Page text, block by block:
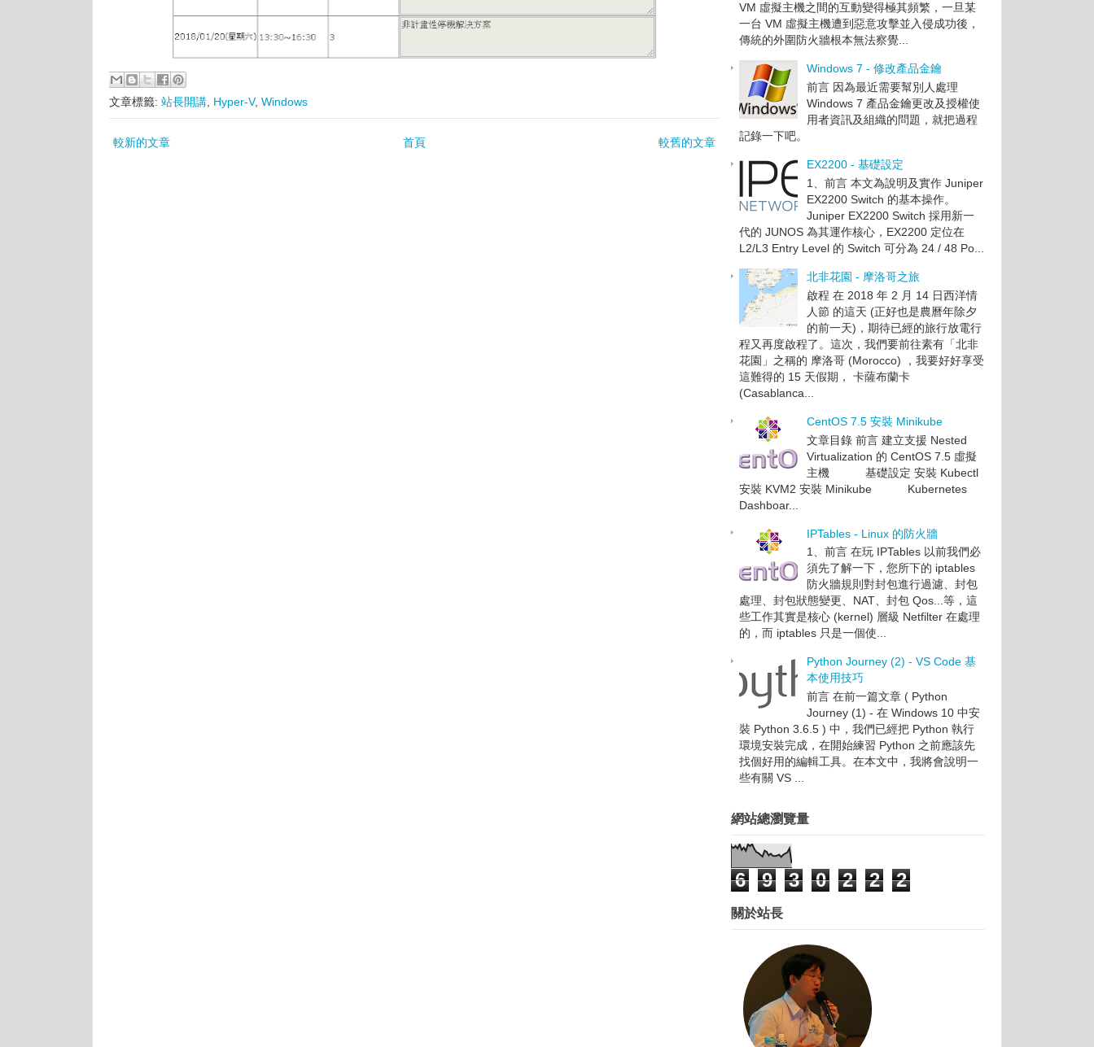
文章標籤: 站長開講 Hyper-V, Windows
較新的文章 較舊的文章
首頁
VM 虛擬主機之間的互動變得極其頻繁，一旦某
一台 VM 虛擬主機遭到惡意攻擊並入侵成功後，
傳統的外圍防火牆根本無法察覺...
Windows 7 - 修改產品金鑰
前言 因為最近需要幫別人處理
Windows 7 產品金鑰更改及授權使
用者資訊及組織的問題，就把過程
記錄一下吧。
EX2200 - 基礎設定
1、前言 本文為說明及實作 Juniper
EX2200 Switch 的基本操作。
Juniper EX2200 Switch 採用新一
代的 JUNOS 為其運作核心，EX2200 定位在
L2/L3 Entry Level 的 Switch 可分為 24 / 48 Po...
北非花園 - 摩洛哥之旅
啟程 在 2018 年 2 月 14 日西洋情
人節 的這天 (正好也是農曆年除夕
的前一天)，期待已經的旅行放電行
程又再度啟程了。這次，我們要前往素有「北非
花園」之稱的 摩洛哥 (Morocco) ，我要好好享受
這難得的 15 天假期， 卡薩布蘭卡
(Casablanca...
CentOS 7.5 安裝 Minikube
文章目錄 前言 建立支援 Nested
Virtualization 的 CentOS 7.5 虛擬
主機 基礎設定 安裝 Kubectl
安裝 KVM2 安裝 Minikube Kubernetes
Dashboar...
IPTables - Linux 的防火牆
1、前言 在玩 IPTables 以前我們必
須先了解一下，您所下的 iptables
防火牆規則對封包進行過濾、封包
處理、封包狀態變更、NAT、封包 Qos...等，這
些工作其實是核心 (kernel) 層級 Netfilter 在處理
的，而 iptables 只是一個使...
Python Journey (2) - VS Code 基
本使用技巧
前言 在前一篇文章 ( Python
Journey (1) - 在 Windows 10 中安
裝 Python 3.6.5 ) 中，我們已經把 Python 執行
環境安裝完成，在開始練習 Python 之前應該先
找個好用的編輯工具。在本文中，我將會說明一
些有關 VS ...
網站總瀏覽量
6 9 3 0 2 2 2
關於站長